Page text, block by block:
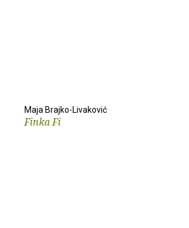
Maja Brajko-Livaković
Finka Fi